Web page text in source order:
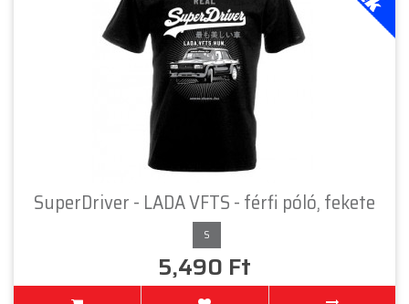
SuperDriver - LADA VFTS - férfi póló, fekete
S
5,490 Ft